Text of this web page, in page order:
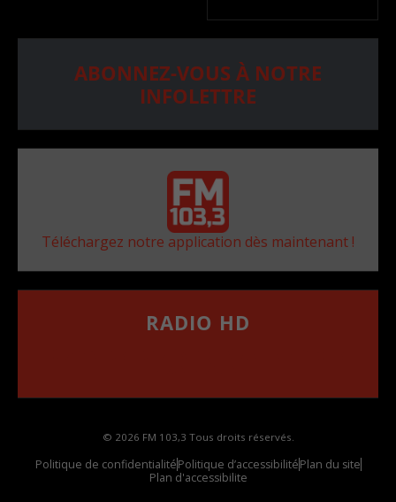
ABONNEZ-VOUS À NOTRE
INFOLETTRE
Téléchargez notre application dès maintenant !
RADIO HD
© 2026 FM 103,3 Tous droits réservés.
Politique de confidentialitéPolitique d’accessibilitéPlan du site
Plan d'accessibilite